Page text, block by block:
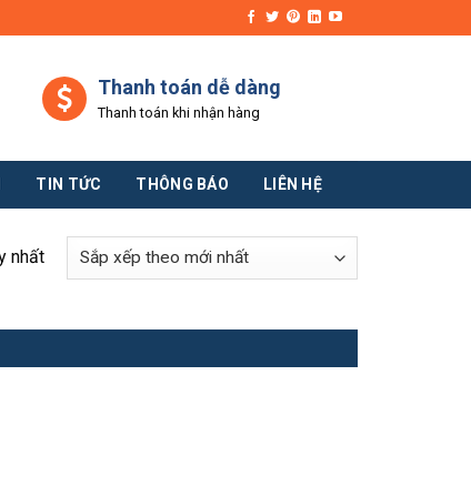
Thanh toán dễ dàng
Thanh toán khi nhận hàng
TIN TỨC THÔNG BÁO LIÊN HỆ
nhất